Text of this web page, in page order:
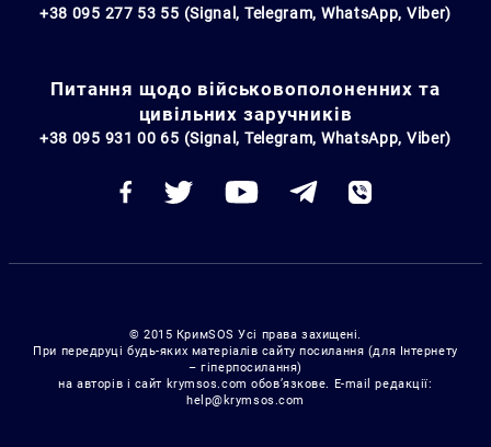
+38 095 277 53 55 (Signal, Telegram, WhatsApp, Viber)
Питання щодо військовополоненних та
цивільних заручників
+38 095 931 00 65 (Signal, Telegram, WhatsApp, Viber)
© 2015 КримSOS Усі права захищені.
При передруці будь-яких матеріалів сайту посилання (для Інтернету
– гіперпосилання)
на авторів і сайт krymsos.com обов’язкове. E-mail редакції:
help@krymsos.com